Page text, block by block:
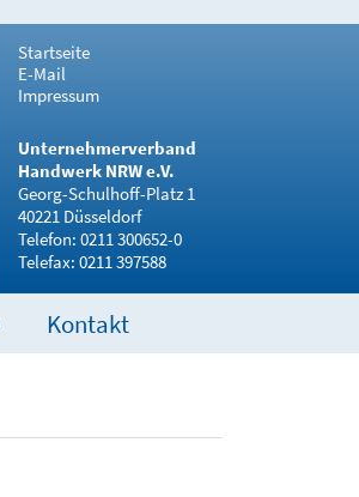
Startseite
E-Mail
Impressum
Unternehmerverband
Handwerk NRW e.V.
Georg-Schulhoff-Platz 1
40221 Düsseldorf
Telefon: 0211 300652-0
Telefax: 0211 397588
Kontakt